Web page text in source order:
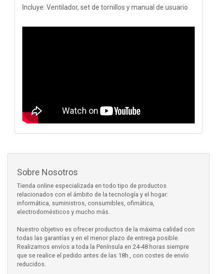
Incluye: Ventilador, set de tornillos y manual de usuario
Sobre Nosotros
Tienda online especializada en todo tipo de productos
relacionados con el ámbito de la tecnología y el hogar:
informática, suministros, consumibles, ofimática,
electrodomésticos y mucho más.
Nuestro objetivo es ofrecer productos de la máxima calidad con
todas las garantías y en el menor plazo de entrega posible.
Realizamos envíos a toda la Península en 24-48 horas siempre
que se realice el pedido antes de las 18h., con costes de envío
reducidos.